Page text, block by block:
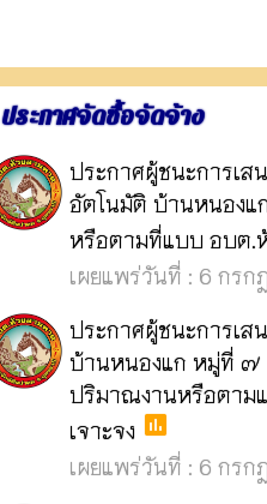
ประกาศจัดซื้อจัดจ้าง
ประกาศผู้ชนะการเส
อัตโนมัติ บ้านหนอง
หรือตามที่แบบ อบต.
เผยแพร่วันที่ : 6 กรก
ประกาศผู้ชนะการเส
บ้านหนองแก หมู่ที่ ๗
ปริมาณงานหรือตาม
เจาะจง poll
เผยแพร่วันที่ : 6 กรก